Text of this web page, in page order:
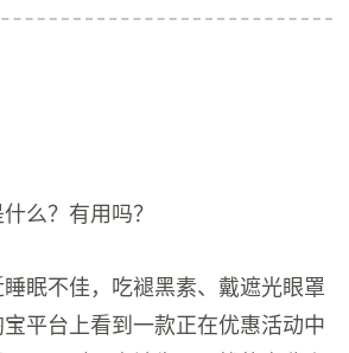
么？有用吗？
眠不佳，吃褪黑素、戴遮光眼罩
平台上看到一款正在优惠活动中